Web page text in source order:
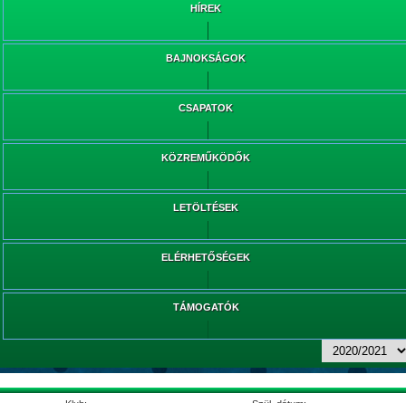
HÍREK
BAJNOKSÁGOK
CSAPATOK
KÖZREMŰKÖDŐK
LETÖLTÉSEK
ELÉRHETŐSÉGEK
TÁMOGATÓK